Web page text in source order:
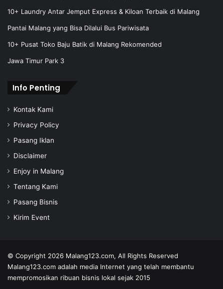
d
e
s
10+ Laundry Antar Jemput Express & Kiloan Terbaik di Malang
Pantai Malang yang Bisa Dilalui Bus Pariwisata
10+ Pusat Toko Baju Batik di Malang Rekomended
Jawa Timur Park 3
Info Penting
Kontak Kami
Privacy Policy
Pasang Iklan
Disclaimer
Enjoy in Malang
Tentang Kami
Pasang Bisnis
Kirim Event
© Copyright 2026 Malang123.com, All Rights Reserved
Malang123.com adalah media Internet yang telah membantu
mempromosikan ribuan bisnis lokal sejak 2015